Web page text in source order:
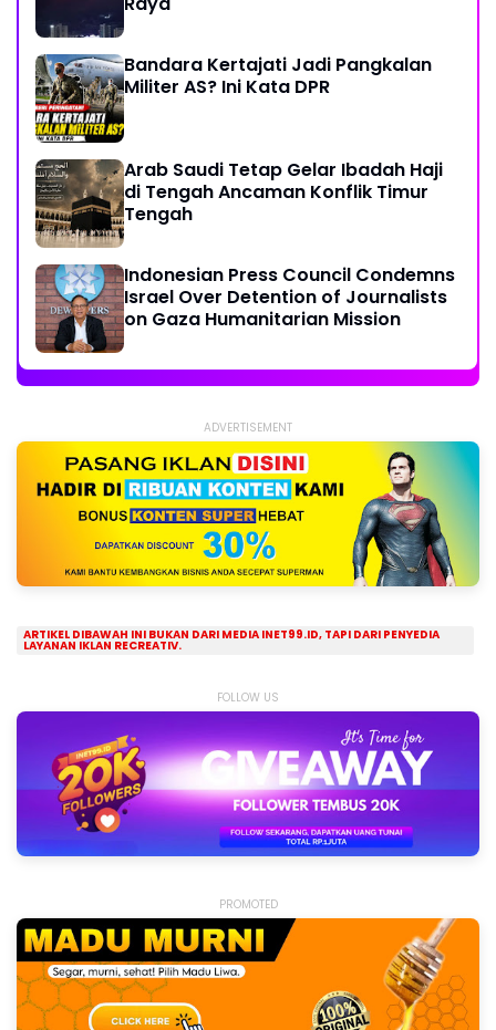
Bandara Kertajati Jadi Pangkalan
Militer AS? Ini Kata DPR
Arab Saudi Tetap Gelar Ibadah Haji
di Tengah Ancaman Konflik Timur
Tengah
Indonesian Press Council Condemns
Israel Over Detention of Journalists
on Gaza Humanitarian Mission
ADVERTISEMENT
ARTIKEL DIBAWAH INI BUKAN DARI MEDIA INET99.ID, TAPI DARI PENYEDIA
LAYANAN IKLAN RECREATIV.
FOLLOW US
PROMOTED